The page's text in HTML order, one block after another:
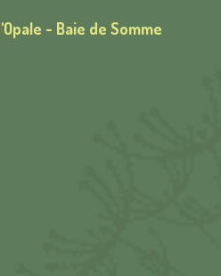
- Baie de Somme